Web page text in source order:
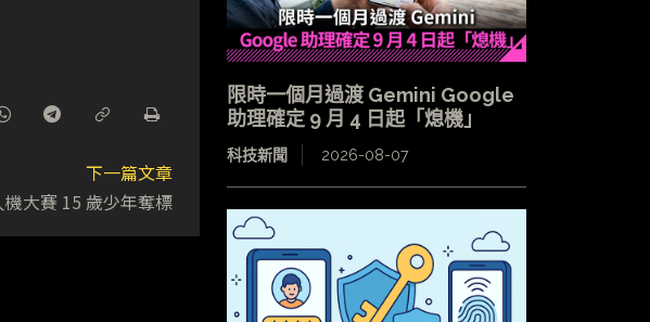
下一篇文章
大賽 15 歲少年奪標
限時一個月過渡 Gemini Google
助理確定 9 月 4 日起「熄機」
科技新聞 2026-08-07